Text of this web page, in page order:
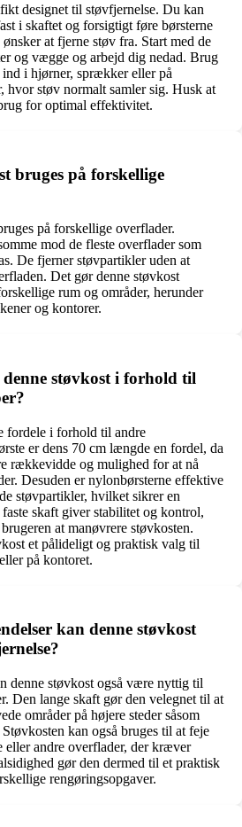
designet til støvfjernelse. Du kan
i skaftet og forsigtigt føre børsterne
at fjerne støv fra. Start med de
og vægge og arbejd dig nedad. Brug
i hjørner, sprækker eller på
hvor støv normalt samler sig. Husk at
for optimal effektivitet.
bruges på forskellige
på forskellige overflader.
mod de fleste overflader som
De fjerner støvpartikler uden at
Det gør denne støvkost
rum og områder, herunder
og kontorer.
støvkost i forhold til
fordele i forhold til andre
er dens 70 cm længde en fordel, da
rækkevidde og mulighed for at nå
Desuden er nylonbørsterne effektive
støvpartikler, hvilket sikrer en
skaft giver stabilitet og kontrol,
at manøvrere støvkosten.
et pålideligt og praktisk valg til
på kontoret.
kan denne støvkost
denne støvkost også være nyttig til
Den lange skaft gør den velegnet til at
områder på højere steder såsom
kan også bruges til at feje
eller andre overflader, der kræver
gør den dermed til et praktisk
rengøringsopgaver.